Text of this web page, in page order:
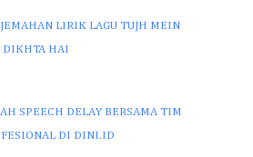
LIRIK LAGU TUJH MEIN
DIKHTA HAI
SPEECH DELAY BERSAMA TIM
DI DINI.ID